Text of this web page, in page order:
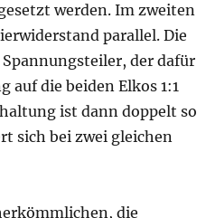
werden. Im zweiten
parallel. Die
der dafür
auf die beiden Elkos 1:1
ist dann doppelt so
sich bei zwei gleichen
die